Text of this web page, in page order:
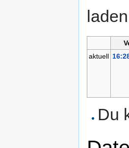
aktuell
Du